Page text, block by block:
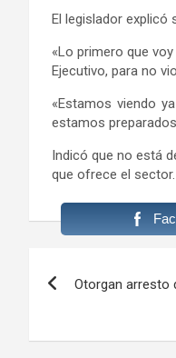
El legislador explicó
«Lo primero que
Ejecutivo, para no
«Estamos viendo
estamos
Indicó que no está
que ofrece el sector.
entradas
Otorgan arresto